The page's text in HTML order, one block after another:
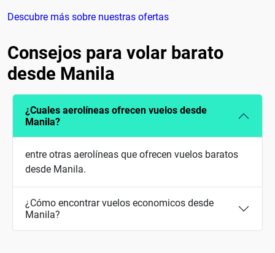
Descubre más sobre nuestras ofertas
Consejos para volar barato
desde Manila
¿Cuales aerolíneas ofrecen vuelos desde
Manila?
entre otras aerolíneas que ofrecen vuelos baratos
desde Manila.
¿Cómo encontrar vuelos economicos desde
Manila?